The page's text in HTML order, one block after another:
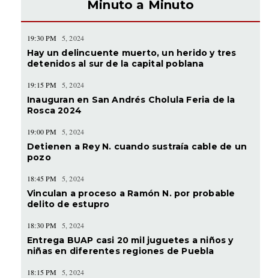
Minuto a Minuto
19:30 PM 5, 2024
Hay un delincuente muerto, un herido y tres
detenidos al sur de la capital poblana
19:15 PM 5, 2024
Inauguran en San Andrés Cholula Feria de la
Rosca 2024
19:00 PM 5, 2024
Detienen a Rey N. cuando sustraía cable de un
pozo
18:45 PM 5, 2024
Vinculan a proceso a Ramón N. por probable
delito de estupro
18:30 PM 5, 2024
Entrega BUAP casi 20 mil juguetes a niños y
niñas en diferentes regiones de Puebla
18:15 PM 5, 2024